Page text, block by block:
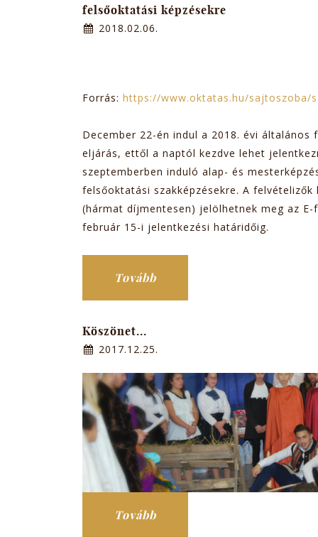
felsőoktatási képzésekre
2018.02.06.
Forrás: https://www.oktatas.hu/sajtoszoba/
December 22-én indul a 2018. évi
eljárás, ettől a naptól kezdve lehet
szeptemberben induló alap- és
felsőoktatási szakképzésekre. A
(hármat díjmentesen) jelölhetnek meg az E-
február 15-i jelentkezési határidőig.
Tovább
Köszönet...
2017.12.25.
Tovább